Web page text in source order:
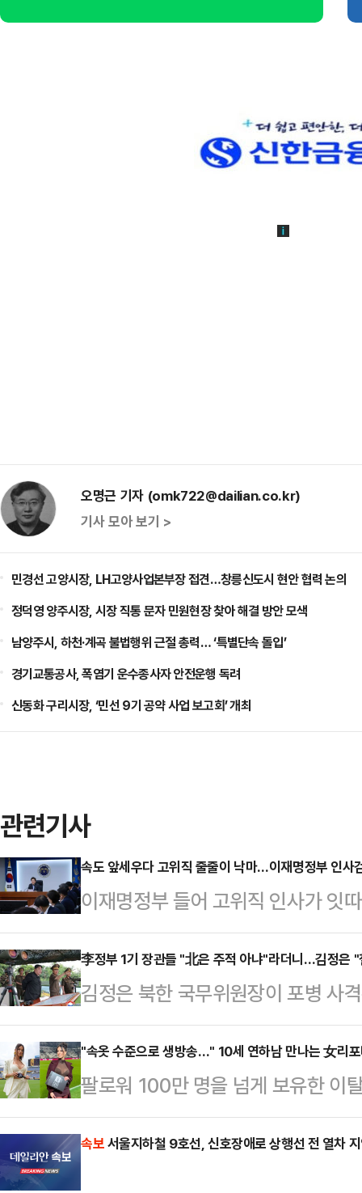
오명근 기자 (omk722@dailian.co.kr)
기사 모아 보기 >
민경선 고양시장, LH고양사업본부장 접견…창릉신도시 현안 협력 논의
정덕영 양주시장, 시장 직통 문자 민원현장 찾아 해결 방안 모색
남양주시, 하천·계곡 불법행위 근절 총력… ‘특별단속 돌입’
경기교통공사, 폭염기 운수종사자 안전운행 독려
신동화 구리시장, ‘민선 9기 공약 사업 보고회’ 개최
관련기사
속도 앞세우다 고위직 줄줄이 낙마…이재명정부 인사
이재명정부 들어 고위직 인사가 잇
전반에 대한 문제 제기가 이어지고
의혹이 제기돼 지명이 철회되거나
통령실 참모진 일부도 여론 악화 속
구조적 허점이 드러났다는 평가가
출범 이후 현재까지 낙마한 고위직
배우자 명의 부동산 차명 보유 및
사퇴했다. 이진숙…
李정부 1기 장관들 "北은 주적 아냐"라더니…김정은
김정은 북한 국무위원장이 포병 사
점'과 실전 같은 훈련을 강조했다.
개정과 관련해 "대한민국을 철두철
고히 간주하도록 교육교양사업을
이 옳다"고 언급하며 대남 적대 노
김 위원장이 전날 대연합부대 포병
"속옷 수준으로 생방송…" 10세 연하남 만나는 女리
팔로워 100만 명을 넘게 보유한 이
나의 과한 노출 의상이 화제의 중
에 따르면 엘레오노라 인카르도나
속보서울지하철 9호선, 신호장애로 상행선 전 열차